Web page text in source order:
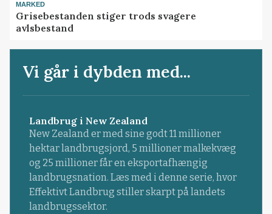
MARKED
Grisebestanden stiger trods svagere
avlsbestand
Vi går i dybden med...
Landbrug i New Zealand
New Zealand er med sine godt 11 millioner
hektar landbrugsjord, 5 millioner malkekvæg
og 25 millioner får en eksportafhængig
landbrugsnation. Læs med i denne serie, hvor
Effektivt Landbrug stiller skarpt på landets
landbrugssektor.